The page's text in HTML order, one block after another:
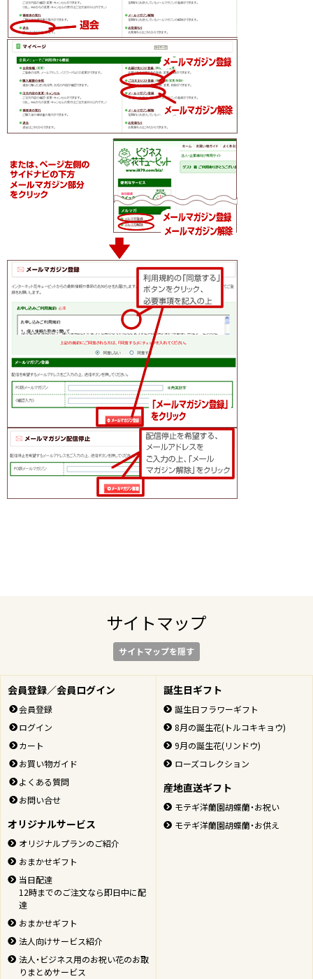
サイトマップ
サイトマップを隠す
会員登録／会員ログイン
会員登録
ログイン
カート
お買い物ガイド
よくある質問
お問い合せ
オリジナルサービス
オリジナルプランのご紹介
おまかせギフト
当日配達
12時までのご注文なら即日中に配
達
おまかせギフト
法人向けサービス紹介
法人・ビジネス用のお祝い花のお取
りまとめサービス
誕生日ギフト
誕生日フラワーギフト
8月の誕生花(トルコキキョウ)
9月の誕生花(リンドウ)
ローズコレクション
産地直送ギフト
モテギ洋蘭園胡蝶蘭・お祝い
モテギ洋蘭園胡蝶蘭・お供え